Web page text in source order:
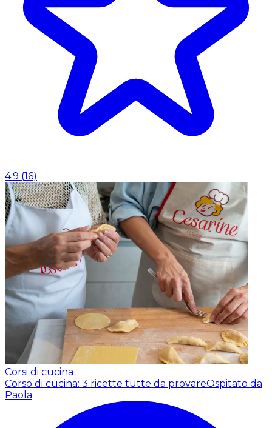
4.9 (16)
Corsi di cucina
Corso di cucina: 3 ricette tutte da provareOspitato da
Paola